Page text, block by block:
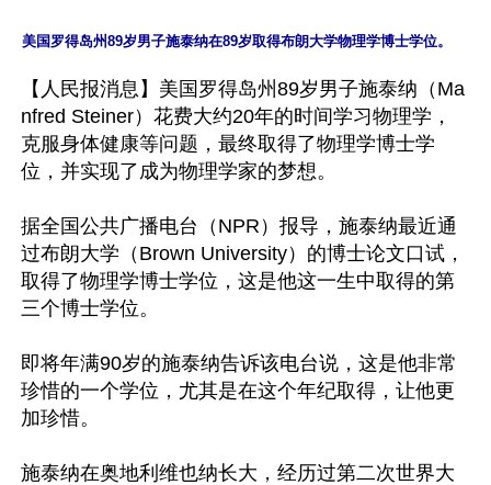
【人民报消息】美国罗得岛州89岁男子施泰纳（Ma
nfred Steiner）花费大约20年的时间学习物理学，
克服身体健康等问题，最终取得了物理学博士学
位，并实现了成为物理学家的梦想。
据全国公共广播电台（NPR）报导，施泰纳最近通
过布朗大学（Brown University）的博士论文口试，
取得了物理学博士学位，这是他这一生中取得的第
三个博士学位。
即将年满90岁的施泰纳告诉该电台说，这是他非常
珍惜的一个学位，尤其是在这个年纪取得，让他更
加珍惜。
施泰纳在奥地利维也纳长大，经历过第二次世界大